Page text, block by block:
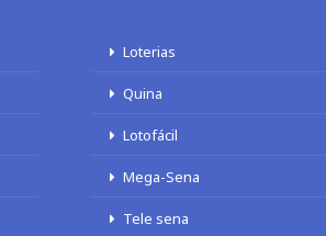
Loterias
Quina
Lotofácil
Mega-Sena
Tele sena